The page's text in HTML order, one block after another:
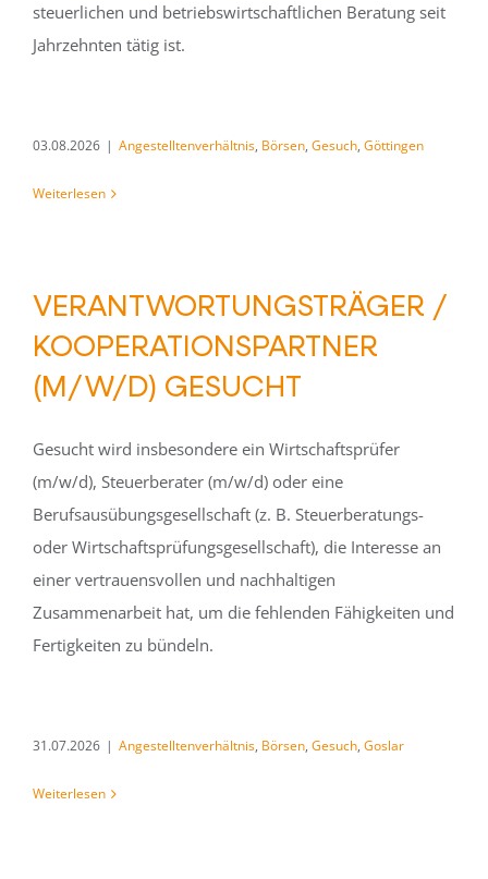
steuerlichen und betriebswirtschaftlichen Beratung seit
Jahrzehnten tätig ist.
03.08.2026 | Angestelltenverhältnis, Börsen, Gesuch, Göttingen
Weiterlesen
VERANTWORTUNGSTRÄGER /
KOOPERATIONSPARTNER
(M/W/D) GESUCHT
Gesucht wird insbesondere ein Wirtschaftsprüfer
(m/w/d), Steuerberater (m/w/d) oder eine
Berufsausübungsgesellschaft (z. B. Steuerberatungs-
oder Wirtschaftsprüfungsgesellschaft), die Interesse an
einer vertrauensvollen und nachhaltigen
Zusammenarbeit hat, um die fehlenden Fähigkeiten und
Fertigkeiten zu bündeln.
31.07.2026 | Angestelltenverhältnis, Börsen, Gesuch, Goslar
Weiterlesen